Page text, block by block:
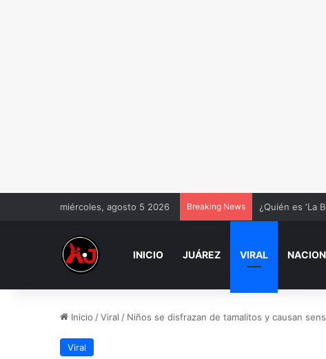
miércoles, agosto 5 2026 Breaking News ¿Quién es ‘La
INICIO JUÁREZ VIRAL
Inicio /Viral / Niños se disfrazan de tamalitos y causan
Viral